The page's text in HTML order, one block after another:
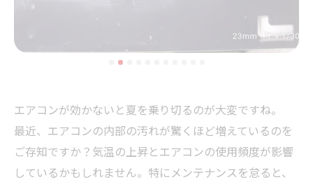
エアコンが効かないと夏を乗り切るのが大変ですね。
最近、エアコンの内部の汚れが驚くほど増えているのを
ご存知ですか？気温の上昇とエアコンの使用頻度が影響
しているかもしれません。特にメンテナンスを怠ると、